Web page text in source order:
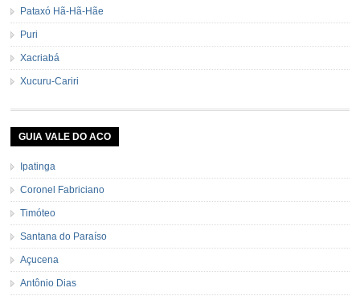
Pataxó Hã-Hã-Hãe
Puri
Xacriabá
Xucuru-Cariri
GUIA VALE DO ACO
Ipatinga
Coronel Fabriciano
Timóteo
Santana do Paraíso
Açucena
Antônio Dias